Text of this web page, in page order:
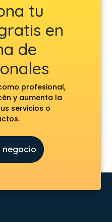
tu
en
de
profesional,
y aumenta la
servicios o
negocio